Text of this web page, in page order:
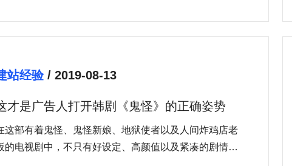
站经验/ 2019-08-13
才是广告人打开韩剧《鬼怪》的正确姿势
这部有着鬼怪、鬼怪新娘、地狱使者以及人间炸鸡店老
的电视剧中，不只有好设定、高颜值以及紧凑的剧情▼